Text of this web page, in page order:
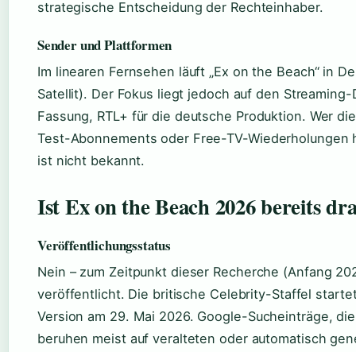
strategische Entscheidung der Rechteinhaber.
Sender und Plattformen
Im linearen Fernsehen läuft „Ex on the Beach“ in
Satellit). Der Fokus liegt jedoch auf den
Fassung, RTL+ für die deutsche Produktion. Wer
Test-Abonnements oder Free-TV-
ist nicht bekannt.
Ist Ex on the Beach 2026 bereits
Veröffentlichungsstatus
Nein – zum Zeitpunkt dieser Recherche (Anfang
veröffentlicht. Die britische Celebrity-Staffel
Version am 29. Mai 2026. Google-Sucheinträge,
beruhen meist auf veralteten oder automatisch